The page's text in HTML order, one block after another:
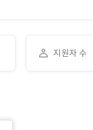
지원자 수